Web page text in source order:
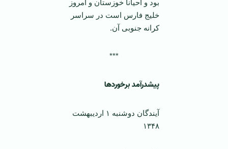
بود و احیاناً خوزستان و امروز
خلیج فارس است در سراسر
کرانه جنوبی آن.
***
پیشدرآمد برخورد‌ها
آیندگان دوشنبه ۱ اردیبهشت
۱۳۴۸